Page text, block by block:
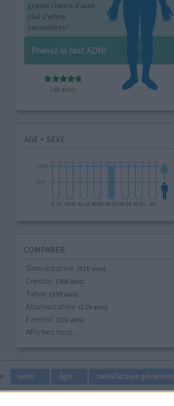
grande chance d'avoir
plus d'effets
secondaires?
Prenez le test ADN!
(49 avis)
ÂGE + SEXE
COMPARER
Simvastatine (510 avis)
Crestor (366 avis)
Tahor (299 avis)
Atorvastatine (129 avis)
Ezetrol (103 avis)
Affichez tout...
sexe âge satisfaction générale